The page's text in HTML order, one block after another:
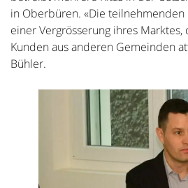
in Oberbüren. «Die
einer Vergrösserung ihres
Kunden aus anderen Gemeinden
Bühler.